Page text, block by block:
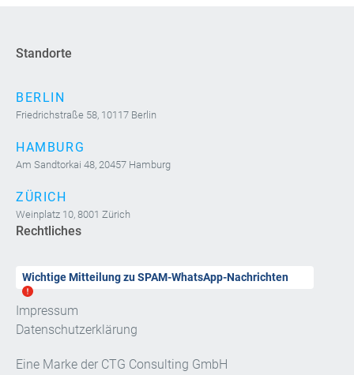
Standorte
BERLIN
Friedrichstraße 58, 10117 Berlin
HAMBURG
Am Sandtorkai 48, 20457 Hamburg
ZÜRICH
Weinplatz 10, 8001 Zürich
Rechtliches
Wichtige Mitteilung zu SPAM-WhatsApp-Nachrichten
Impressum
Datenschutzerklärung
Eine Marke der CTG Consulting GmbH